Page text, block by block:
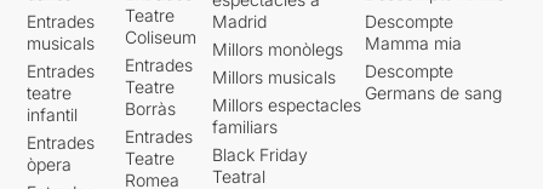
Entrades
musicals
Entrades
teatre
infantil
Entrades
òpera
Teatre
Coliseum
Entrades
Teatre
Borràs
Entrades
Teatre
Romea
Madrid
Millors monòlegs
Millors musicals
Millors espectacles
familiars
Black Friday
Teatral
Descompte
Mamma mia
Descompte
Germans de sang